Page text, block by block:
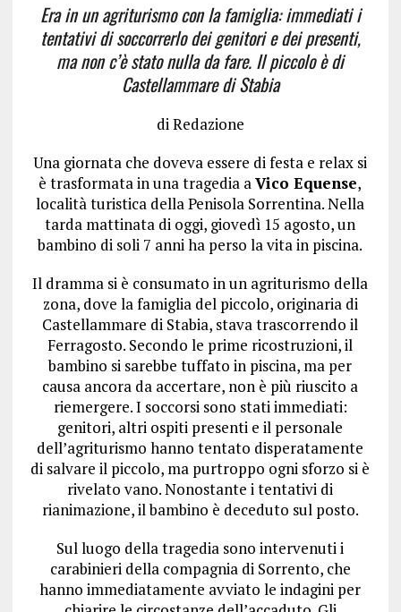
Era in un agriturismo con la famiglia: immediati i
tentativi di soccorrerlo dei genitori e dei presenti,
ma non c’è stato nulla da fare. Il piccolo è di
Castellammare di Stabia
di Redazione
Una giornata che doveva essere di festa e relax si
è trasformata in una tragedia aVico Equense,
località turistica della Penisola Sorrentina. Nella
tarda mattinata di oggi, giovedì 15 agosto, un
bambino di soli 7 anni ha perso la vita in piscina.
Il dramma si è consumato in un agriturismo della
zona, dove la famiglia del piccolo, originaria di
Castellammare di Stabia, stava trascorrendo il
Ferragosto. Secondo le prime ricostruzioni, il
bambino si sarebbe tuffato in piscina, ma per
causa ancora da accertare, non è più riuscito a
riemergere. I soccorsi sono stati immediati:
genitori, altri ospiti presenti e il personale
dell’agriturismo hanno tentato disperatamente
di salvare il piccolo, ma purtroppo ogni sforzo si è
rivelato vano. Nonostante i tentativi di
rianimazione, il bambino è deceduto sul posto.
Sul luogo della tragedia sono intervenuti i
carabinieri della compagnia di Sorrento, che
hanno immediatamente avviato le indagini per